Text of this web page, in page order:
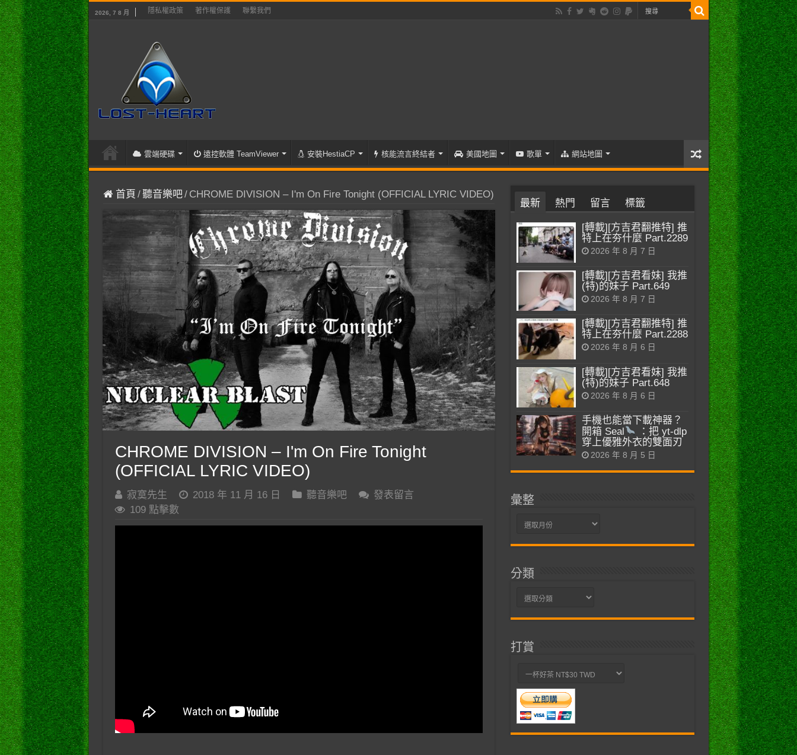
2026, 7 8 月 隱私權政策 著作權保護 聯繫我們
雲端硬碟 遠控軟體 TeamViewer 安裝HestiaCP 核能流言終結者 美國地圖 歌單 網站地圖
首頁 /聽音樂吧/ CHROME DIVISION – I'm On Fire Tonight (OFFICIAL LYRIC VIDEO)
CHROME DIVISION – I'm On Fire Tonight
(OFFICIAL LYRIC VIDEO)
寂寞先生 2018 年 11 月 16 日 聽音樂吧
發表留言
109 點擊數
最新 熱門 留言 標籤
[轉載][方吉君翻推特] 推
特上在夯什麼 Part.2289
2026 年 8 月 7 日
[轉載][方吉君看妹] 我推
(特)的妹子 Part.649
2026 年 8 月 7 日
[轉載][方吉君翻推特] 推
特上在夯什麼 Part.2288
2026 年 8 月 6 日
[轉載][方吉君看妹] 我推
(特)的妹子 Part.648
2026 年 8 月 6 日
手機也能當下載神器？
開箱 Seal
：把 yt-dlp
穿上優雅外衣的雙面刃
2026 年 8 月 5 日
彙整
彙
分類
分
打賞